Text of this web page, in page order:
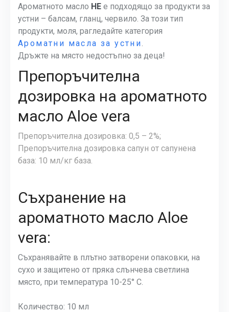
Ароматното масло НЕ е подходящо за продукти за
устни – балсам, гланц, червило. За този тип
продукти, моля, рагледайте категория
Ароматни масла за устни.
Дръжте на място недостъпно за деца!
Препоръчителна
дозировка на ароматното
масло Aloe vera
Препоръчителна дозировка: 0,5 – 2%;
Препоръчителна дозировка сапун от сапунена
база: 10 мл/кг база.
Съхранение на
ароматното масло Aloe
vera:
Съхранявайте в плътно затворени опаковки, на
сухо и защитено от пряка слънчева светлина
място, при температура 10-25° С.
Количество: 10 мл